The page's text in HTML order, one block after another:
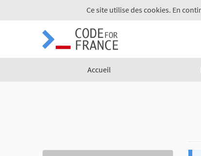
Ce site utilise des cookies. En
Accueil